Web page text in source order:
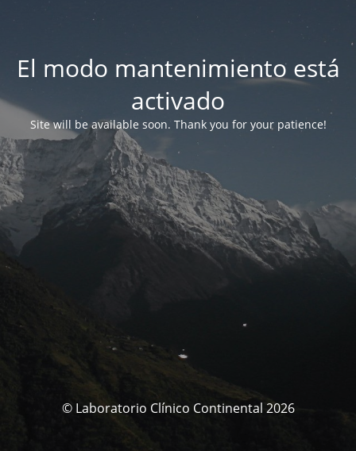
El modo mantenimiento está
activado
Site will be available soon. Thank you for your patience!
© Laboratorio Clínico Continental 2026